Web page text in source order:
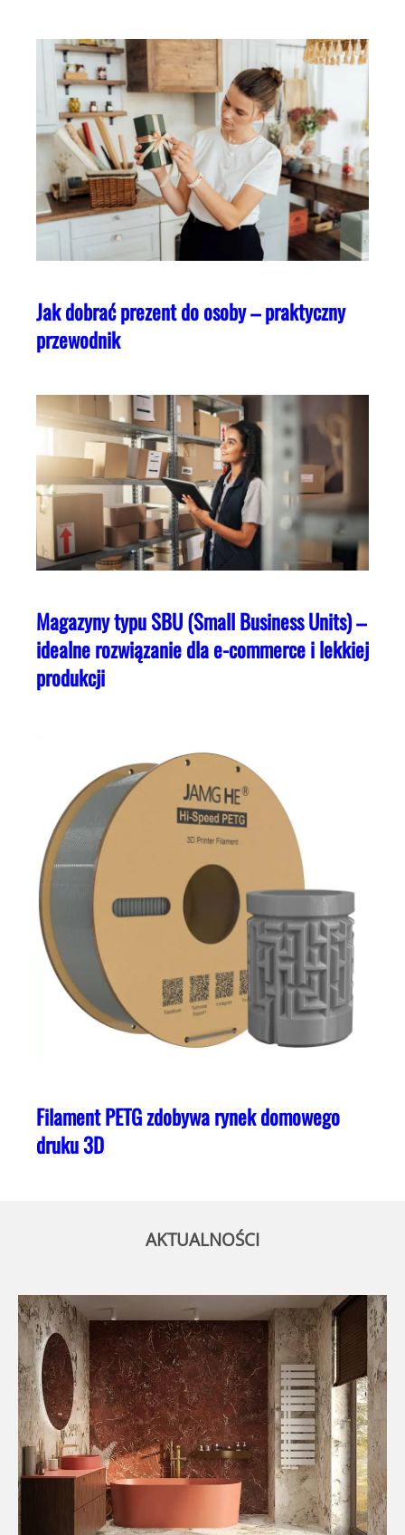
Jak dobrać prezent do osoby – praktyczny
przewodnik
Magazyny typu SBU (Small Business Units) –
idealne rozwiązanie dla e-commerce i lekkiej
produkcji
Filament PETG zdobywa rynek domowego
druku 3D
AKTUALNOŚCI